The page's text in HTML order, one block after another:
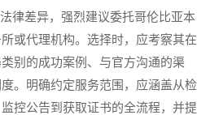
差异，强烈建议委托哥伦比亚本
或代理机构。选择时，应考察其在
别的成功案例、与官方沟通的渠
。明确约定服务范围，应涵盖从检
控公告到获取证书的全流程，并提